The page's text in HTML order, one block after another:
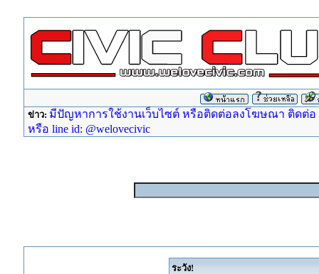
ข่าว: มีปัญหาการใช้งานเว็บไซต์ หรือติดต่อลงโฆษณา ติดต่อ
หรือ line id: @welovecivic
ระวัง!